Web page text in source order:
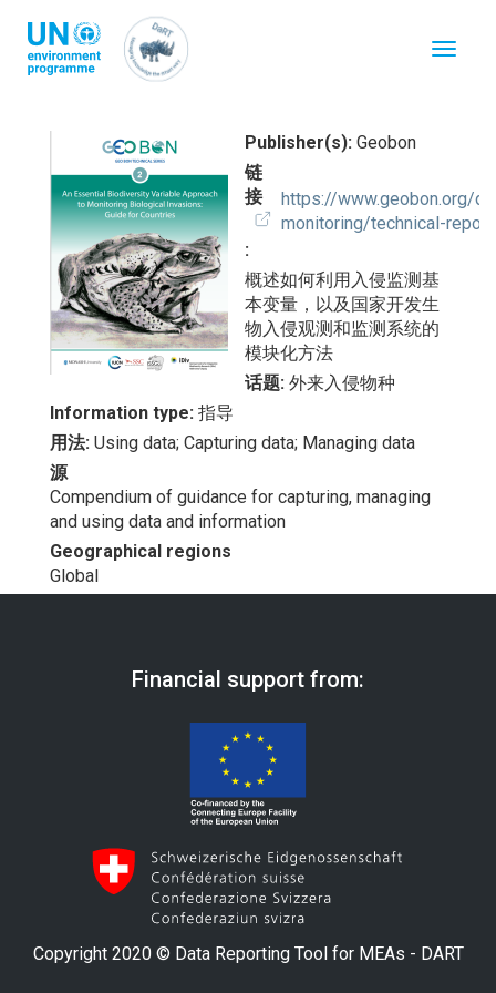
Toggle
Publisher(s) Geobon
链
接
https://www.geobon.org/
monitoring/technical-
概述如何利用入侵监测基
本变量，以及国家开发生
物入侵观测和监测系统的
模块化方法
话题 外来入侵物种
Information type 指导
用法 Using data; Capturing data; Managing data
源
Compendium of guidance for capturing, managing
and using data and information
Geographical regions
Global
Financial support from:
Copyright 2020 © Data Reporting Tool for MEAs - DART